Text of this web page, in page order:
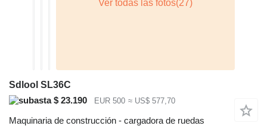
Sdlool SL36C
$ 23.190
EUR 500 ≈ US$ 577,70
Maquinaria de construcción - cargadora de ruedas